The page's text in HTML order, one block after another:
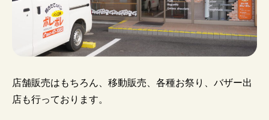
店舗販売はもちろん、移動販売、各種お祭り、バザー出
店も行っております。